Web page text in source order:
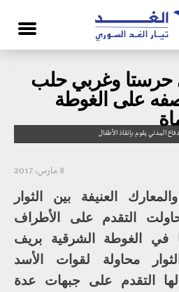
حرستا وغربي حلب
على الغوطة
المدني يقوم بإنقاذ الأطفال
8 مارس، 2017
العنيفة بين الثوار
التقدم على الأطراف
في الغوطة الشرقية بريف
محاولة لقوات الأسد
لها التقدم على جبهات عدة